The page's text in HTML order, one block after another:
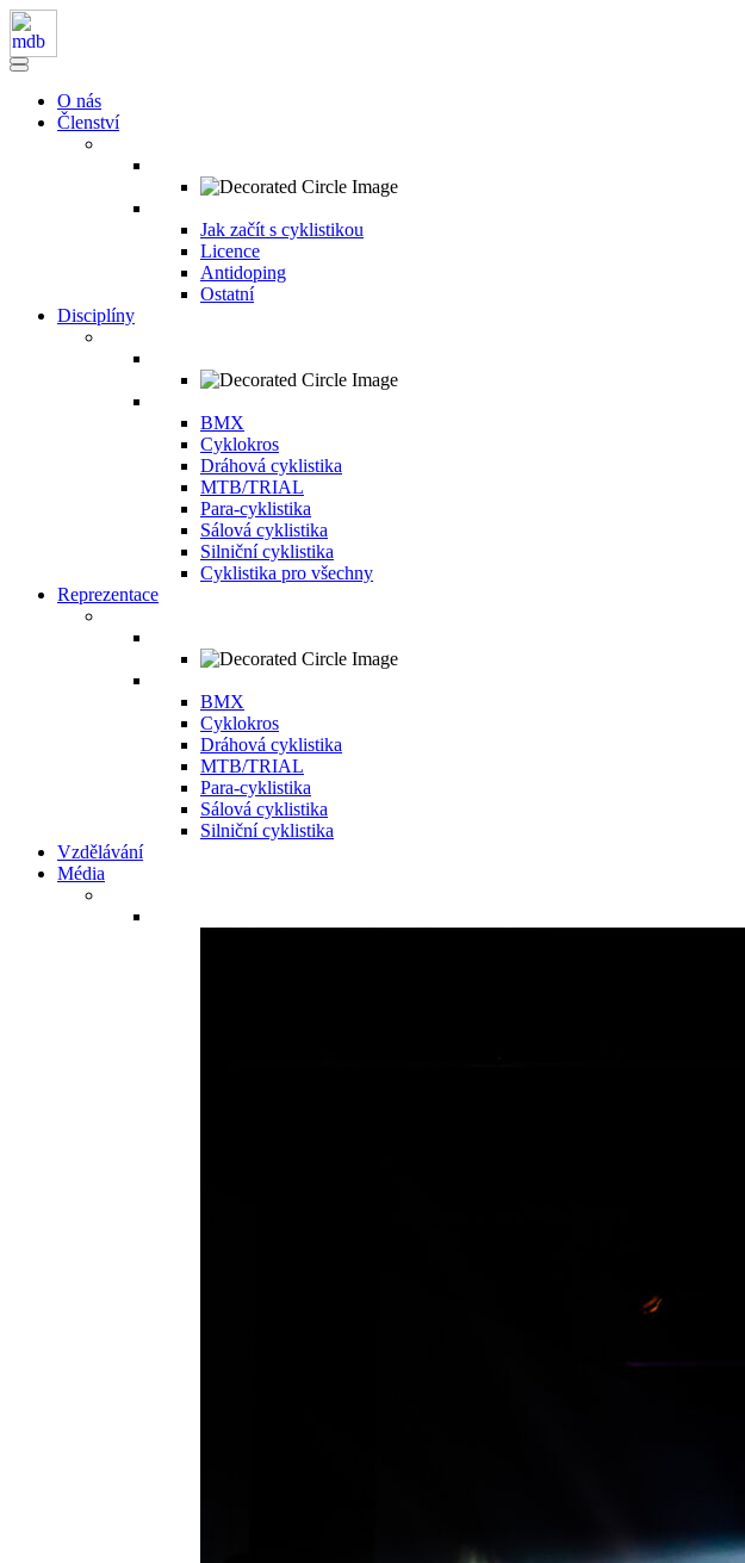
O nás
Členství
Jak začít s cyklistikou
Licence
Antidoping
Ostatní
Disciplíny
BMX
Cyklokros
Dráhová cyklistika
MTB/TRIAL
Para-cyklistika
Sálová cyklistika
Silniční cyklistika
Cyklistika pro všechny
Reprezentace
BMX
Cyklokros
Dráhová cyklistika
MTB/TRIAL
Para-cyklistika
Sálová cyklistika
Silniční cyklistika
Vzdělávání
Média